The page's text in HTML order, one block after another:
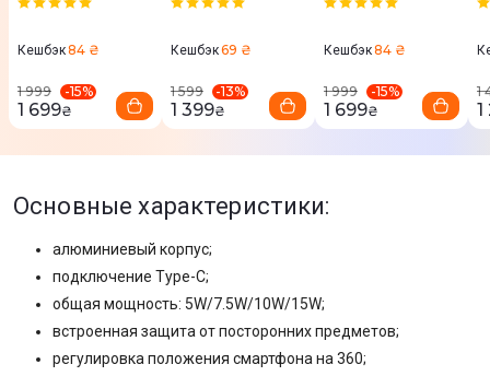
Triple Сlamp Pro
Кешбэк84 ₴
1 999 -15%
1 699₴
Proove Light Circle
Кешбэк69 ₴
1 599 -13%
1 399₴
Proove Light
Кешбэк84 ₴
1 999 -15%
1 699₴
1
1
Основные характеристики:
алюминиевый корпус;
подключение Type-C;
общая мощность: 5W/7.5W/10W/15W;
встроенная защита от посторонних предметов;
регулировка положения смартфона на 360;